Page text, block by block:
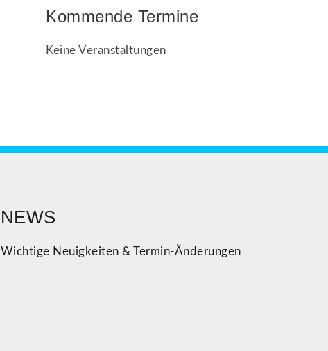
Kommende Termine
Keine Veranstaltungen
NEWS
Wichtige Neuigkeiten & Termin-Änderungen